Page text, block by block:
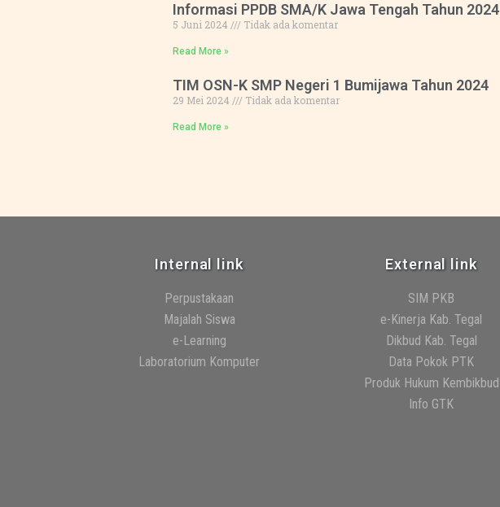
Informasi PPDB SMA/K Jawa Tengah Tahun 2024
5 Juni 2024 Tidak ada komentar
Read More »
TIM OSN-K SMP Negeri 1 Bumijawa Tahun 2024
29 Mei 2024 Tidak ada komentar
Read More »
Internal link
Perpustakaan
Majalah Siswa
e-Learning
Laboratorium Komputer
External link
SIM PKB
e-Kinerja Kab. Tegal
Dikbud Kab. Tegal
Data Pokok PTK
Produk Hukum Kembikbud
Info GTK